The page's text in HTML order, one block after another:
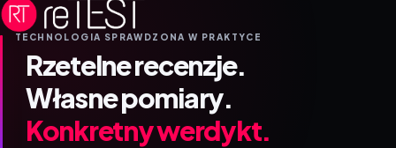
TECHNOLOGIA SPRAWDZONA W PRAKTYCE
Rzetelne recenzje.
Własne pomiary.
Konkretny werdykt.